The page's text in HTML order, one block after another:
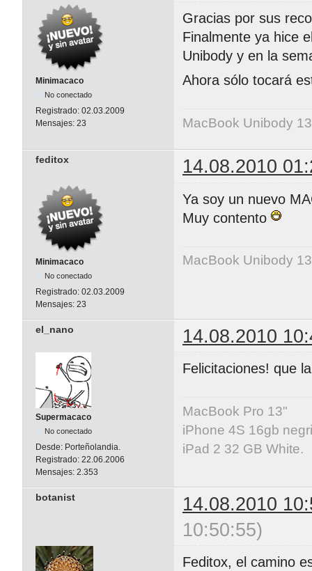
Minimacaco
No conectado
Registrado: 02.03.2009
Mensajes: 23
Gracias por sus
Finalmente ya hice
Unibody y en la
Ahora sólo tocará
MacBook Unibody
feditox 14.08.2010
Minimacaco
No conectado
Registrado: 02.03.2009
Mensajes: 23
Ya soy un nuevo
Muy contento
MacBook Unibody
el_nano 14.08.2010
Supermacaco
No conectado
Desde: Porteñolandia.
Registrado: 22.06.2006
Mensajes: 2.353
Felicitaciones! que
MacBook Pro 13"
iPhone 4S 16gb
iPad 2 32 GB White.
botanist
14.08.2010
10:50:55)
Feditox, el camino